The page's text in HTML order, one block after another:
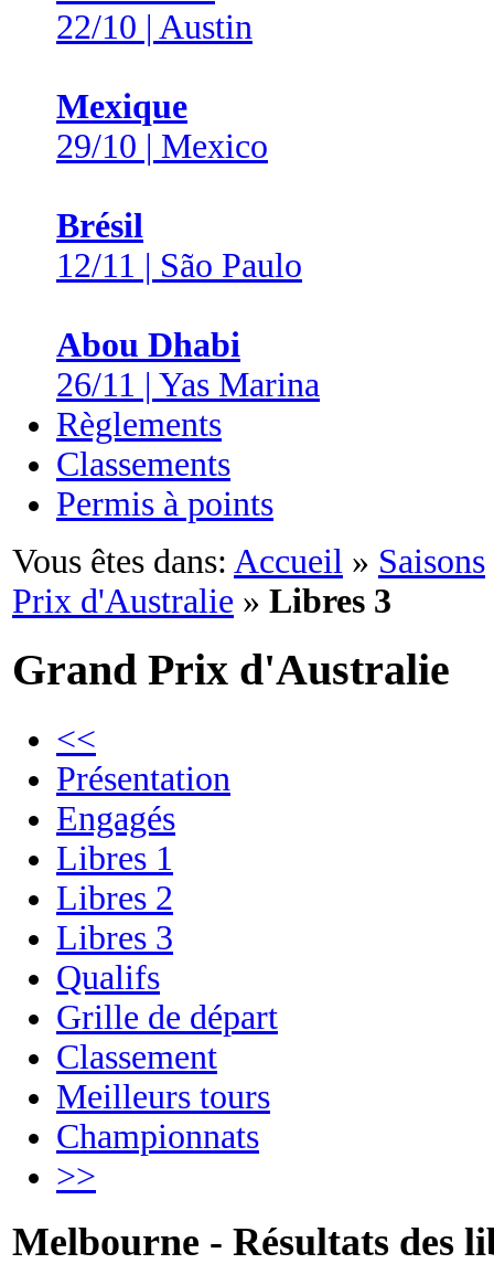
22/10 | Austin
Mexique
29/10 | Mexico
Brésil
12/11 | São Paulo
Abou Dhabi
26/11 | Yas Marina
Règlements
Classements
Permis à points
Vous êtes dans: Accueil » Saisons
Prix d'Australie » Libres 3
Grand Prix d'Australie
<<
Présentation
Engagés
Libres 1
Libres 2
Libres 3
Qualifs
Grille de départ
Classement
Meilleurs tours
Championnats
>>
Melbourne - Résultats des